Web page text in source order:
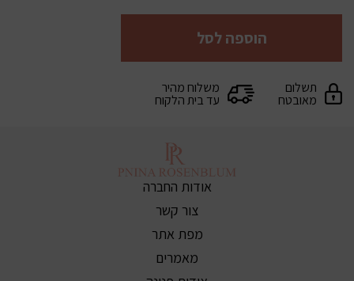
הוספה לסל
תשלום
מאובטח
משלוח מהיר
עד בית הלקוח
אודות החברה
צור קשר
מפת אתר
מאמרים